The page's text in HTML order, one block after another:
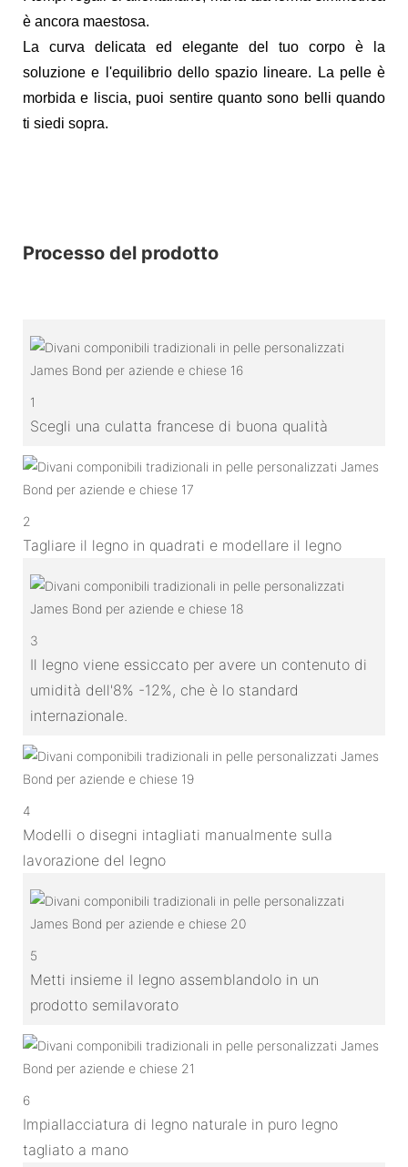
è ancora maestosa.
La curva delicata ed elegante del tuo corpo è la
soluzione e l'equilibrio dello spazio lineare. La pelle è
morbida e liscia, puoi sentire quanto sono belli quando
ti siedi sopra.
Processo del prodotto
1
Scegli una culatta francese di buona qualità
2
Tagliare il legno in quadrati e modellare il legno
3
Il legno viene essiccato per avere un contenuto di
umidità dell'8% -12%, che è lo standard
internazionale.
4
Modelli o disegni intagliati manualmente sulla
lavorazione del legno
5
Metti insieme il legno assemblandolo in un
prodotto semilavorato
6
Impiallacciatura di legno naturale in puro legno
tagliato a mano